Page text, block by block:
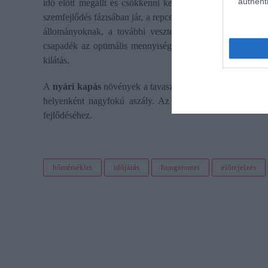
idő előtt megállt és csökkenni kezdett, az NDVI index
szemfejlődés fázisában jár, a repce is a magképződés
állományoknak, a további veszteségeket jelentősen
csapadék az optimális mennyiségtől, nagy területen van
kilátás.
A nyári kapásnövények a tavasz során is sokat
helyenként nagyfokú aszály. Az ország nagyobb
fejlődéséhez.
hőmérséklet időjárás hungaromet előrejelzés